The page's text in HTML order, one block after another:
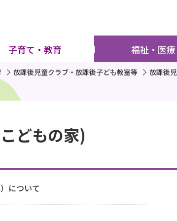
子育て・教育 福祉・医療
放課後児童クラブ・放課後子ども教室等 放課後
どもの家)
について